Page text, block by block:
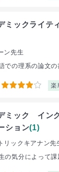
ミックライテ
ン先生
での理系の論文の
4 楽
ミック イン
ション(1)
リックキアナン先
の気分によって課